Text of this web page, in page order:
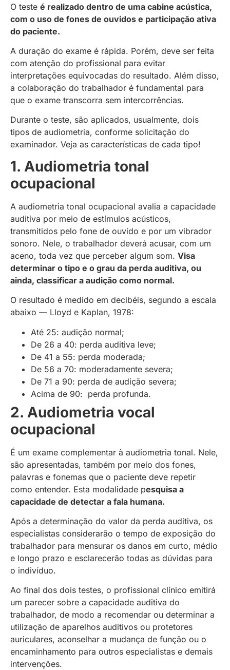
O teste é realizado dentro de uma cabine acústica,
com o uso de fones de ouvidos e participação ativa
do paciente.
A duração do exame é rápida. Porém, deve ser feita
com atenção do profissional para evitar
interpretações equivocadas do resultado. Além disso,
a colaboração do trabalhador é fundamental para
que o exame transcorra sem intercorrências.
Durante o teste, são aplicados, usualmente, dois
tipos de audiometria, conforme solicitação do
examinador. Veja as características de cada tipo!
1. Audiometria tonal
ocupacional
A audiometria tonal ocupacional avalia a capacidade
auditiva por meio de estímulos acústicos,
transmitidos pelo fone de ouvido e por um vibrador
sonoro. Nele, o trabalhador deverá acusar, com um
aceno, toda vez que perceber algum som. Visa
determinar o tipo e o grau da perda auditiva, ou
ainda, classificar a audição como normal.
O resultado é medido em decibéis, segundo a escala
abaixo — Lloyd e Kaplan, 1978:
Até 25: audição normal;
De 26 a 40: perda auditiva leve;
De 41 a 55: perda moderada;
De 56 a 70: moderadamente severa;
De 71 a 90: perda de audição severa;
Acima de 90: perda profunda.
2. Audiometria vocal
ocupacional
É um exame complementar à audiometria tonal. Nele,
são apresentadas, também por meio dos fones,
palavras e fonemas que o paciente deve repetir
como entender. Esta modalidade pesquisa a
capacidade de detectar a fala humana.
Após a determinação do valor da perda auditiva, os
especialistas considerarão o tempo de exposição do
trabalhador para mensurar os danos em curto, médio
e longo prazo e esclarecerão todas as dúvidas para
o indivíduo.
Ao final dos dois testes, o profissional clínico emitirá
um parecer sobre a capacidade auditiva do
trabalhador, de modo a recomendar ou determinar a
utilização de aparelhos auditivos ou protetores
auriculares, aconselhar a mudança de função ou o
encaminhamento para outros especialistas e demais
intervenções.